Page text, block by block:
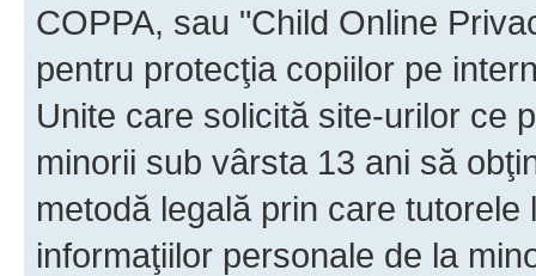
COPPA, sau "Child Online
pentru protecţia copiilor pe
Unite care solicită site-urilor ce
minorii sub vârsta 13 ani să
metodă legală prin care
informaţiilor personale de la